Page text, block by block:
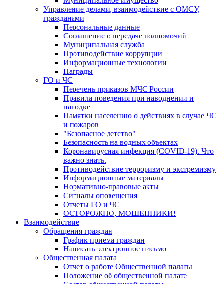
Управление делами, взаимодействие с ОМСУ,
гражданами
Персональные данные
Соглашение о передаче полномочий
Муниципальная служба
Противодействие коррупции
Информационные технологии
Награды
ГО и ЧС
Перечень приказов МЧС России
Правила поведения при наводнении и
паводке
Памятки населению о действиях в случае ЧС
и пожаров
"Безопасное детство"
Безопасность на водных объектах
Коронавирусная инфекция (COVID-19). Что
важно знать.
Противодействие терроризму и экстремизму
Информационные материалы
Нормативно-правовые акты
Сигналы оповещения
Отчеты ГО и ЧС
ОСТОРОЖНО, МОШЕННИКИ!
Взаимодействие
Обращения граждан
График приема граждан
Написать электронное письмо
Общественная палата
Отчет о работе Общественной палаты
Положение об общественной палате